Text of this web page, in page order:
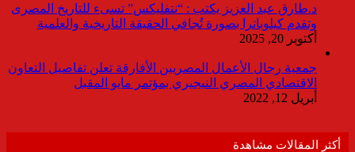
د.طارق عبد العزيز يكتب : “نتفليكس” تسىء للتاريخ المصرى
وتقدم كيلوباترا بصورة تُجافي الحقيقة التاريخية والعلمية
أكتوبر 20, 2025
جمعية رجال الأعمال المصريين الأفارقة تعلن تفاصيل التعاون
الاقتصادي المصري النيجيري بمؤتمر مايو المقبل
أبريل 12, 2022
أكثر المقالات مشاهدة